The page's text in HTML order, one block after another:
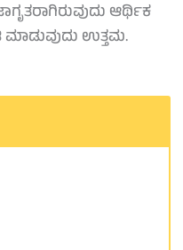
ಆರ್ಥಿಕ
ಮಾಡುವುದು ಉತ್ತಮ.